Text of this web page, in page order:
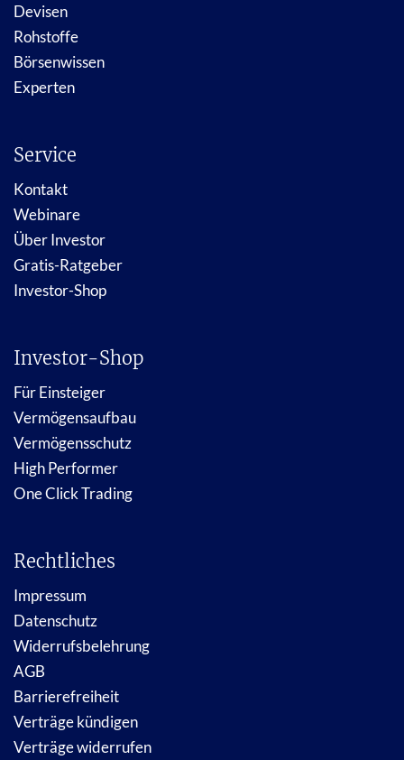
Devisen
Rohstoffe
Börsenwissen
Experten
Service
Kontakt
Webinare
Über Investor
Gratis-Ratgeber
Investor-Shop
Investor-Shop
Für Einsteiger
Vermögensaufbau
Vermögensschutz
High Performer
One Click Trading
Rechtliches
Impressum
Datenschutz
Widerrufsbelehrung
AGB
Barrierefreiheit
Verträge kündigen
Verträge widerrufen